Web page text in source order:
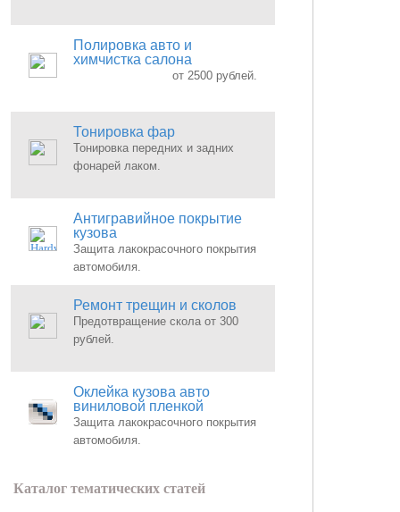
Полировка авто и
химчистка салона
от 2500 рублей.
Тонировка фар
Тонировка передних и задних
фонарей лаком.
Антигравийное покрытие
кузова
Защита лакокрасочного покрытия
автомобиля.
Ремонт трещин и сколов
Предотвращение скола от 300
рублей.
Оклейка кузова авто
виниловой пленкой
Защита лакокрасочного покрытия
автомобиля.
Каталог тематических статей